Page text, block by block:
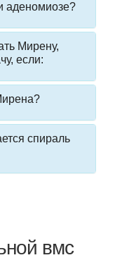
аденомиозе?
Мирену,
если:
спираль
вмс